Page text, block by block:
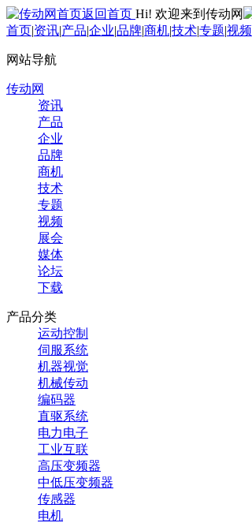
返回首页 Hi! 欢迎来到传动网
首页|资讯|产品|企业|品牌|商机|技术|专题|视频
网站导航
传动网
资讯
产品
企业
品牌
商机
技术
专题
视频
展会
媒体
论坛
下载
产品分类
运动控制
伺服系统
机器视觉
机械传动
编码器
直驱系统
电力电子
工业互联
高压变频器
中低压变频器
传感器
电机